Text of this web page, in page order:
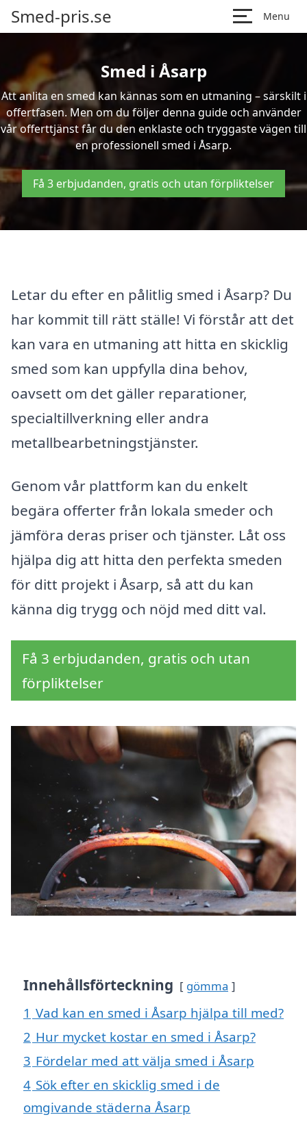
Smed-pris.se Menu
Smed i Åsarp
Att anlita en smed kan kännas som en utmaning – särskilt i
offertfasen. Men om du följer denna guide och använder
vår offerttjänst får du den enklaste och tryggaste vägen till
en professionell smed i Åsarp.
Få 3 erbjudanden, gratis och utan förpliktelser
Letar du efter en pålitlig smed i Åsarp? Du
har kommit till rätt ställe! Vi förstår att det
kan vara en utmaning att hitta en skicklig
smed som kan uppfylla dina behov,
oavsett om det gäller reparationer,
specialtillverkning eller andra
metallbearbetningstjänster.
Genom vår plattform kan du enkelt
begära offerter från lokala smeder och
jämföra deras priser och tjänster. Låt oss
hjälpa dig att hitta den perfekta smeden
för ditt projekt i Åsarp, så att du kan
känna dig trygg och nöjd med ditt val.
Få 3 erbjudanden, gratis och utan
förpliktelser
Innehållsförteckning gömma
1 Vad kan en smed i Åsarp hjälpa till med?
2 Hur mycket kostar en smed i Åsarp?
3 Fördelar med att välja smed i Åsarp
4 Sök efter en skicklig smed i de
omgivande städerna Åsarp